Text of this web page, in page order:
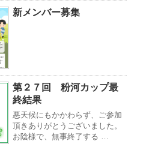
新メンバー募集
第２７回 粉河カップ最
終結果
悪天候にもかかわらず、ご参加
頂きありがとうございました。
お陰様で、無事終了する …